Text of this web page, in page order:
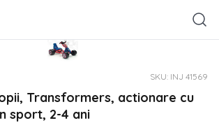
SKU: INJ 41569
Transformers, actionare cu
sport, 2-4 ani